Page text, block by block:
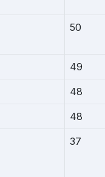
50
49
48
48
37